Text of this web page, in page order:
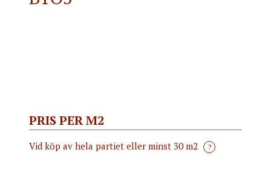
PRIS PER M2
Vid köp av hela partiet eller minst 30 m2 ?